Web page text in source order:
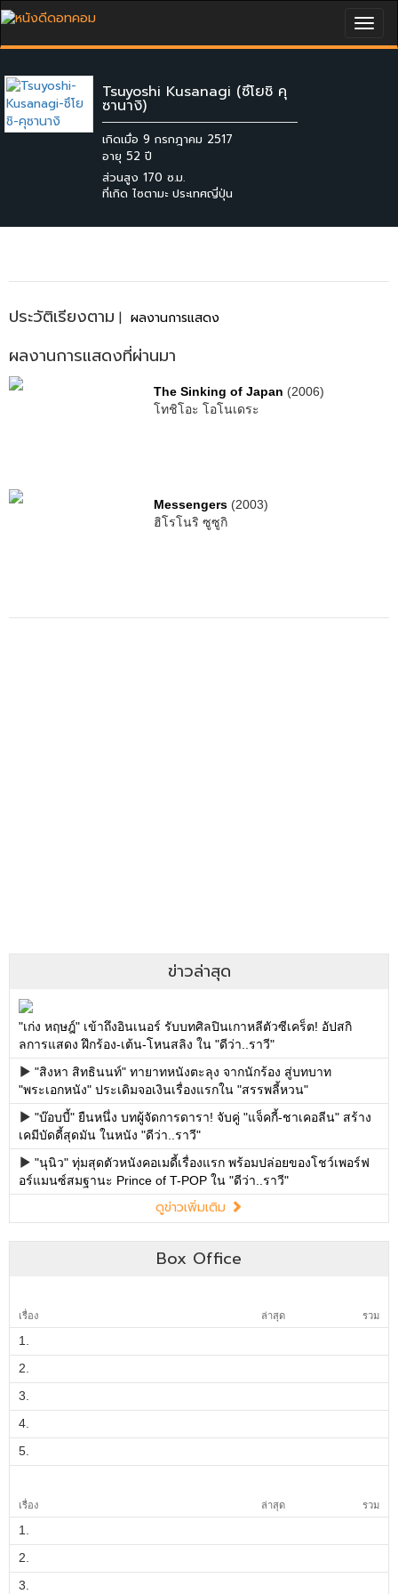
Tsuyoshi Kusanagi (ซึโยชิ คุ
ซานางิ)
เกิดเมื่อ 9 กรกฎาคม 2517
ส่วนสูง 170 ซ.ม.
ที่เกิด ไซตามะ ประเทศญี่ปุ่น
ประวัติเรียงตาม | ผลงานการแสดง
ผลงานการแสดงที่ผ่านมา
The Sinking of Japan (2006)
โทชิโอะ โอโนเดระ
Messengers(2003)
ฮิโรโนริ ซูซูกิ
Box Office
เรื่อง ล่าสุด รวม
1.
2.
3.
4.
5.
เรื่อง ล่าสุด รวม
1.
2.
3.